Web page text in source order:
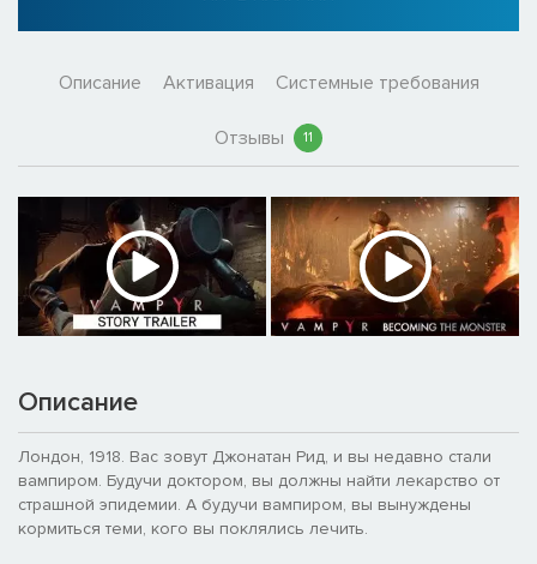
Описание Активация Системные требования
Отзывы 11
Описание
Лондон, 1918. Вас зовут Джонатан Рид, и вы недавно стали
вампиром. Будучи доктором, вы должны найти лекарство от
страшной эпидемии. А будучи вампиром, вы вынуждены
кормиться теми, кого вы поклялись лечить.